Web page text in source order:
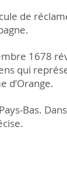
de
1678
qui
d’Orange.
Bas.